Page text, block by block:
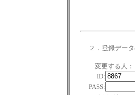
２．登録デー
変更する人：
ID:
PASS: